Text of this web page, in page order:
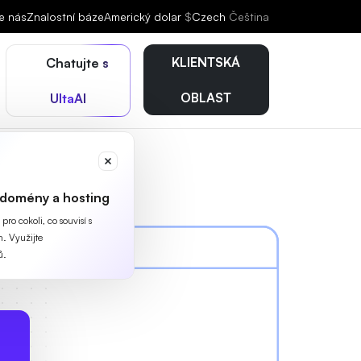
násZnalostní bázeAmerický dolar $Czech Čeština
Chatujte s
UltaAI
a hosting
cokoli, co souvisí s
Využijte
KLIENTSKÁ
OBLAST